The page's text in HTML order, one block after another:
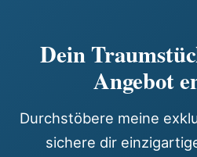
Dein
Angebot
Durchstöbere meine
sichere dir